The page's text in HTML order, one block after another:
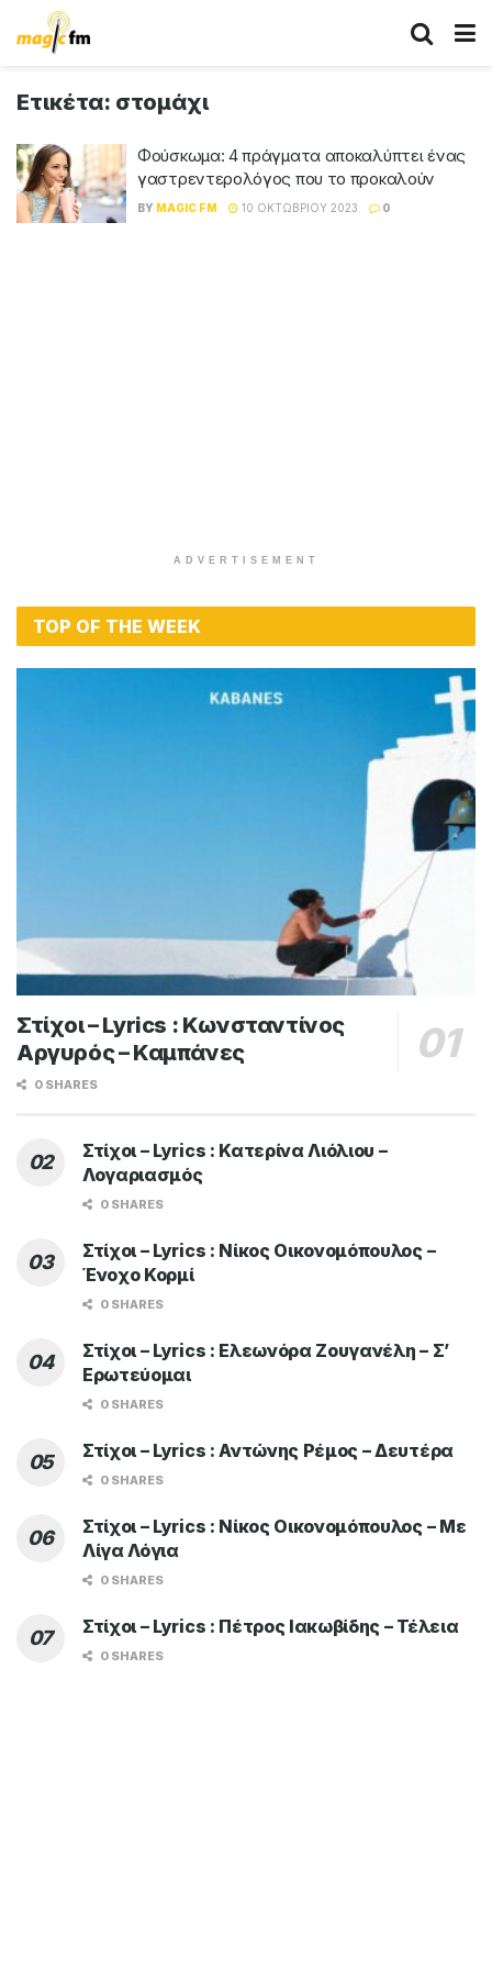
Ετικέτα: στομάχι
Φούσκωμα: 4 πράγματα αποκαλύπτει ένας
γαστρεντερολόγος που το προκαλούν
BY MAGIC FM 10 ΟΚΤΩΒΡΊΟΥ 2023 0
ADVERTISEMENT
TOP OF THE WEEK
Στίχοι – Lyrics : Κωνσταντίνος
Αργυρός – Καμπάνες
0 SHARES
Στίχοι – Lyrics : Κατερίνα Λιόλιου –
Λογαριασμός
0 SHARES
Στίχοι – Lyrics : Νίκος Οικονομόπουλος –
Ένοχο Κορμί
0 SHARES
Στίχοι – Lyrics : Ελεωνόρα Ζουγανέλη – Σ’
Ερωτεύομαι
0 SHARES
Στίχοι – Lyrics : Αντώνης Ρέμος – Δευτέρα
0 SHARES
Στίχοι – Lyrics : Νίκος Οικονομόπουλος – Με
Λίγα Λόγια
0 SHARES
Στίχοι – Lyrics : Πέτρος Ιακωβίδης – Τέλεια
0 SHARES